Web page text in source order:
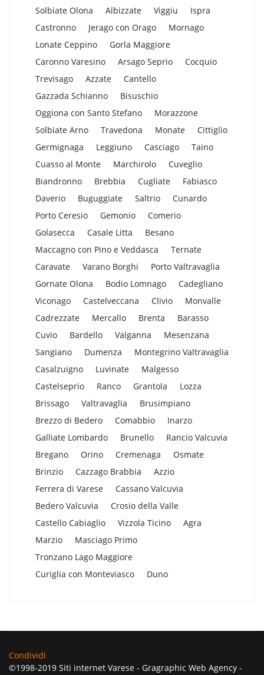
Solbiate Olona
Albizzate Viggiu
Ispra
Castronno
Jerago con Orago
Mornago
Lonate Ceppino
Gorla Maggiore
Caronno Varesino
Arsago Seprio
Cocquio
Trevisago
Azzate
Cantello
Gazzada Schianno
Bisuschio
Oggiona con Santo Stefano
Morazzone
Solbiate Arno
Travedona Monate
Cittiglio
Germignaga
Leggiuno Casciago
Taino
Cuasso al Monte
Marchirolo
Cuveglio
Biandronno
Brebbia Cugliate
Fabiasco
Daverio
Buguggiate Saltrio
Cunardo
Porto Ceresio
Gemonio
Comerio
Golasecca
Casale Litta
Besano
Maccagno con Pino e Veddasca
Ternate
Caravate
Varano Borghi
Porto Valtravaglia
Gornate Olona
Bodio Lomnago
Cadegliano
Viconago
Castelveccana Clivio
Monvalle
Cadrezzate
Mercallo Brenta
Barasso
Cuvio
Bardello Valganna
Mesenzana
Sangiano
Dumenza
Montegrino Valtravaglia
Casalzuigno
Luvinate
Malgesso
Castelseprio
Ranco Grantola
Lozza
Brissago
Valtravaglia
Brusimpiano
Brezzo di Bedero
Comabbio
Inarzo
Galliate Lombardo
Brunello
Rancio Valcuvia
Bregano
Orino Cremenaga
Osmate
Brinzio
Cazzago Brabbia
Azzio
Ferrera di Varese
Cassano Valcuvia
Bedero Valcuvia
Crosio della Valle
Castello Cabiaglio
Vizzola Ticino
Agra
Marzio
Masciago Primo
Tronzano Lago Maggiore
Curiglia con Monteviasco
Duno
Condividi
©1998-2019 Siti internet Varese - Gragraphic Web Agency -